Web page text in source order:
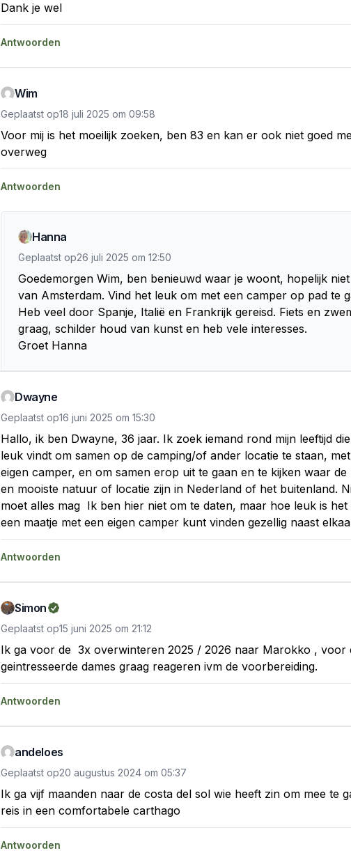
Dank je wel
Antwoorden
Wim
Geplaatst op18 juli 2025 om 09:58
Voor mij is het moeilijk zoeken, ben 83 en kan er ook niet goed
overweg
Antwoorden
Hanna
Geplaatst op26 juli 2025 om 12:50
Goedemorgen Wim, ben benieuwd waar je woont, hopelijk
van Amsterdam. Vind het leuk om met een camper op pad te
Heb veel door Spanje, Italië en Frankrijk gereisd. Fiets en
graag, schilder houd van kunst en heb vele interesses.
Groet Hanna
Dwayne
Geplaatst op16 juni 2025 om 15:30
Hallo, ik ben Dwayne, 36 jaar. Ik zoek iemand rond mijn leeftijd
leuk vindt om samen op de camping/of ander locatie te staan,
eigen camper, en om samen erop uit te gaan en te kijken waar de
en mooiste natuur of locatie zijn in Nederland of het buitenland.
moet alles mag  Ik ben hier niet om te daten, maar hoe leuk is het
een maatje met een eigen camper kunt vinden gezellig naast
Antwoorden
Simon
Geplaatst op15 juni 2025 om 21:12
Ik ga voor de  3x overwinteren 2025 / 2026 naar Marokko , voor
geintresseerde dames graag reageren ivm de voorbereiding.
Antwoorden
andeloes
Geplaatst op20 augustus 2024 om 05:37
Ik ga vijf maanden naar de costa del sol wie heeft zin om mee te
reis in een comfortabele carthago
Antwoorden